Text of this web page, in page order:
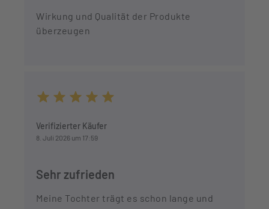
Wirkung und Qualität der Produkte
überzeugen
Verifizierter Käufer
8. Juli 2026 um 17:59
Sehr zufrieden
Meine Tochter trägt es schon lange und